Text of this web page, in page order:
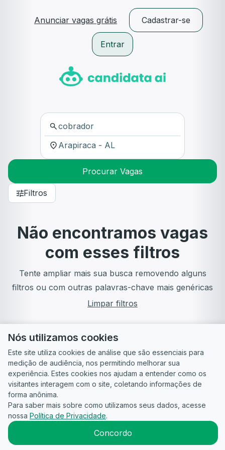
Anunciar vagas grátis Cadastrar-se
Entrar
Procurar Vagas
Filtros
Não encontramos vagas
com esses filtros
Tente ampliar mais sua busca removendo alguns
filtros ou com outras palavras-chave mais genéricas
Limpar filtros
Guia do
Candidato
Para
empresas
Política de
Privacidade
Termos
2026CandidataAI
Nós utilizamos cookies
Este site utiliza cookies de análise que são essenciais para
medição de audiência, nos permitindo melhorar sua
experiência. Estes cookies nos ajudam a entender como os
visitantes interagem com o site, coletando informações de
forma anônima.
Para saber mais sobre como utilizamos seus dados, acesse
nossa Política de Privacidade.
Concordo